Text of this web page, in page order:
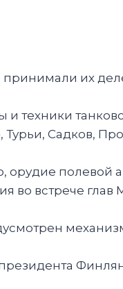
принимали их
техники
Садков,
орудие полевой
во встрече глав